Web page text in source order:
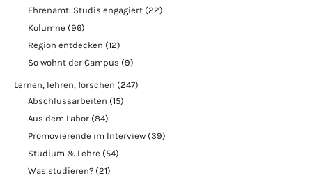
Ehrenamt: Studis engagiert (22)
Kolumne (96)
Region entdecken (12)
So wohnt der Campus (9)
Lernen, lehren, forschen (247)
Abschlussarbeiten (15)
Aus dem Labor (84)
Promovierende im Interview (39)
Studium & Lehre (54)
Was studieren? (21)